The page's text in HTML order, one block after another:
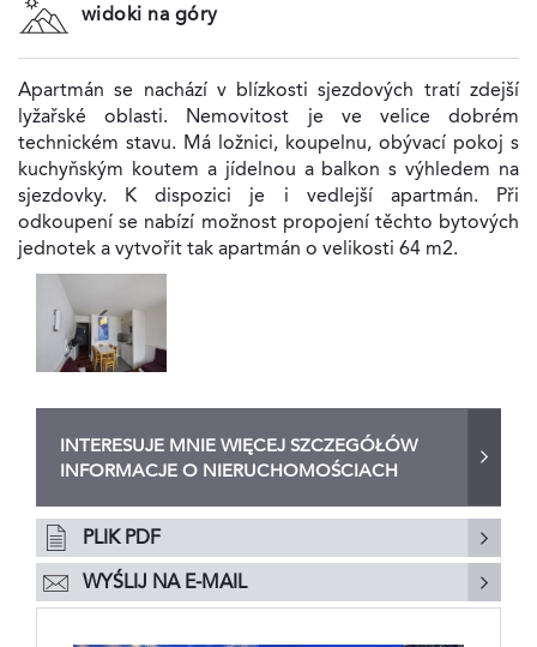
widoki na góry
Apartmán se nachází v blízkosti sjezdových tratí zdejší
lyžařské oblasti. Nemovitost je ve velice dobrém
technickém stavu. Má ložnici, koupelnu, obývací pokoj s
kuchyňským koutem a jídelnou a balkon s výhledem na
sjezdovky. K dispozici je i vedlejší apartmán. Při
odkoupení se nabízí možnost propojení těchto bytových
jednotek a vytvořit tak apartmán o velikosti 64 m2.
INTERESUJE MNIE WIĘCEJ SZCZEGÓŁÓW
INFORMACJE O NIERUCHOMOŚCIACH
PLIK PDF
WYŚLIJ NA E-MAIL